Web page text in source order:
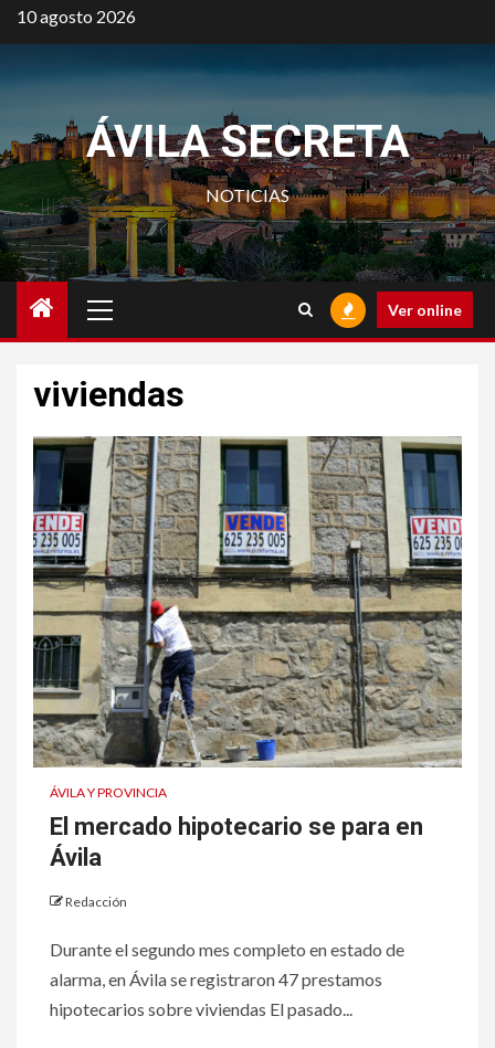
Saltar
al
10 agosto 2026
ÁVILA SECRETA
NOTICIAS
principal
Ver online
viviendas
ÁVILA Y PROVINCIA
El mercado hipotecario se para en
Ávila
Redacción
Durante el segundo mes completo en estado de
alarma, en Ávila se registraron 47 prestamos
hipotecarios sobre viviendas El pasado...